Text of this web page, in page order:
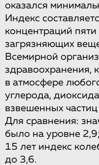
оказался
Индекс
концентраций
загрязняющих
Всемирной
здравоохранения,
в атмосфере
углерода,
взвешенных
Для сравнения:
было на уровне
15 лет индекс
до 3,6.